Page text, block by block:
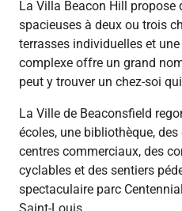
La Villa Beacon Hill propose
spacieuses à deux ou trois
terrasses individuelles et
complexe offre un grand
peut y trouver un chez-soi
La Ville de Beaconsfield
écoles, une bibliothèque,
centres commerciaux, des
cyclables et des sentiers
spectaculaire parc